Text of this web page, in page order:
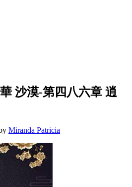
沙漠-第四八六章 逍
Miranda Patricia